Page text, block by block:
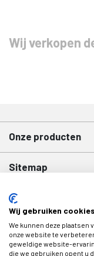
Wij verkopen
Onze producten
Sitemap
Contact
Volg
Wij gebruiken cookies
We kunnen deze plaatsen
onze website te
geweldige website-
die we gebruiken opent u